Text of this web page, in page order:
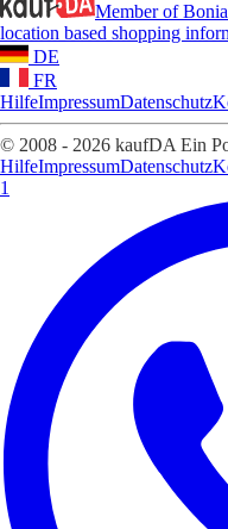
Member of
location based shopping
DE
FR
HilfeImpressumDatenschutz
© 2008 - 2026 kaufDA Ein
HilfeImpressumDatenschutz
1